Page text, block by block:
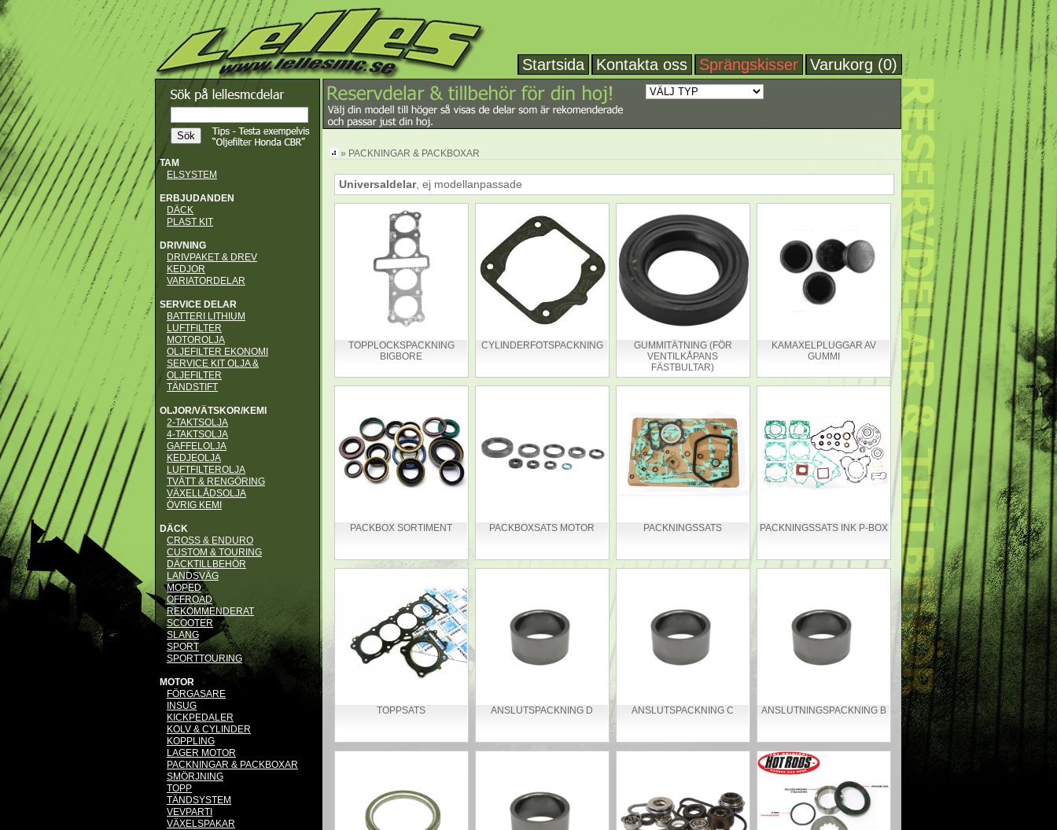
Startsida Kontakta oss Sprängskisser Varukorg (0)
TAM
ELSYSTEM
ERBJUDANDEN
DÄCK
PLAST KIT
DRIVNING
DRIVPAKET & DREV
KEDJOR
VARIATORDELAR
SERVICE DELAR
BATTERI LITHIUM
LUFTFILTER
MOTOROLJA
OLJEFILTER EKONOMI
SERVICE KIT OLJA &
OLJEFILTER
TÄNDSTIFT
OLJOR/VÄTSKOR/KEMI
2-TAKTSOLJA
4-TAKTSOLJA
GAFFELOLJA
KEDJEOLJA
LUFTFILTEROLJA
TVÄTT & RENGÖRING
VÄXELLÅDSOLJA
ÖVRIG KEMI
DÄCK
CROSS & ENDURO
CUSTOM & TOURING
DÄCKTILLBEHÖR
LANDSVÄG
MOPED
OFFROAD
REKOMMENDERAT
SCOOTER
SLANG
SPORT
SPORTTOURING
MOTOR
FÖRGASARE
INSUG
KICKPEDALER
KOLV & CYLINDER
KOPPLING
LAGER MOTOR
PACKNINGAR & PACKBOXAR
SMÖRJNING
TOPP
TÄNDSYSTEM
VEVPARTI
VÄXELSPAKAR
» PACKNINGAR & PACKBOXAR
Universaldelar, ej modellanpassade
TOPPLOCKSPACKNING
BIGBORE
CYLINDERFOTSPACKNING
GUMMITÄTNING (FÖR
VENTILKÅPANS
FÄSTBULTAR)
KAMAXELPLUGGAR AV
GUMMI
PACKBOX SORTIMENT PACKBOXSATS MOTOR PACKNINGSSATS PACKNINGSSATS INK P-BOX
TOPPSATS ANSLUTSPACKNING D ANSLUTSPACKNING C ANSLUTNINGSPACKNING B